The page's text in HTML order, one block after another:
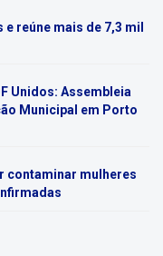
reúne mais de 7,3 mil
Unidos: Assembleia
Municipal em Porto
contaminar mulheres